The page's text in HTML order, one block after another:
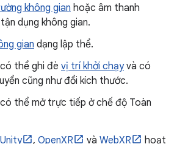
không gian hoặc âm thanh
dụng không gian.
gian dạng lập thể.
thể ghi đè vị trí khởi chạyvà có
cũng như đổi kích thước.
thể mở trực tiếp ở chế độ Toàn
Unity , OpenXR và WebXR hoạt